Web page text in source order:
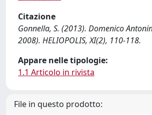
Citazione
Gonnella, S. (2013). Domenico
2008). HELIOPOLIS, XI(2), 110-118.
Appare nelle tipologie:
1.1 Articolo in rivista
File in questo prodotto: